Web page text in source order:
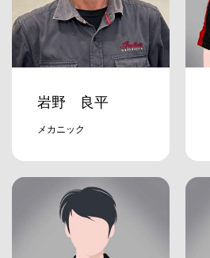
岩野 良平
メカニック